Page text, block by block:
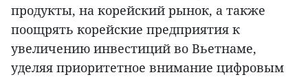
продукты, на корейский рынок, а также
поощрять корейские предприятия к
увеличению инвестиций во Вьетнаме,
уделяя приоритетное внимание цифровым